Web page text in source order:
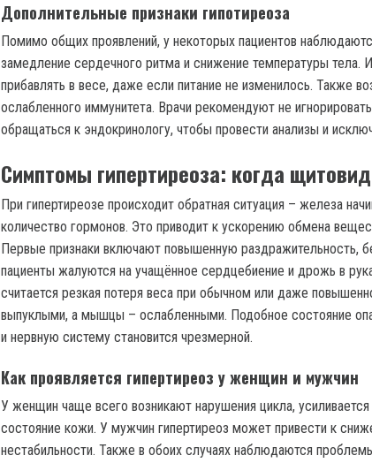
Дополнительные признаки гипотиреоза
Помимо общих проявлений, у некоторых пациентов
замедление сердечного ритма и снижение температуры тела.
прибавлять в весе, даже если питание не изменилось. Также
ослабленного иммунитета. Врачи рекомендуют не
обращаться к эндокринологу, чтобы провести анализы и
Симптомы гипертиреоза: когда
При гипертиреозе происходит обратная ситуация – железа
количество гормонов. Это приводит к ускорению обмена
Первые признаки включают повышенную раздражительность,
пациенты жалуются на учащённое сердцебиение и дрожь в
считается резкая потеря веса при обычном или даже
выпуклыми, а мышцы – ослабленными. Подобное состояние
и нервную систему становится чрезмерной.
Как проявляется гипертиреоз у женщин и мужчин
У женщин чаще всего возникают нарушения цикла,
состояние кожи. У мужчин гипертиреоз может привести к
нестабильности. Также в обоих случаях наблюдаются